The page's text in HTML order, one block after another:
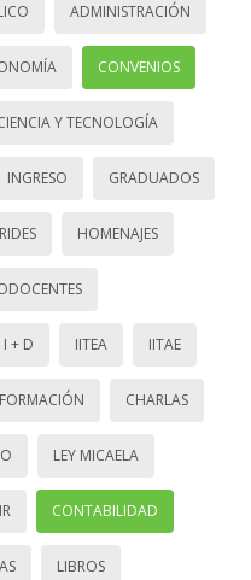
ADMINISTRACIÓN
CONVENIOS
Y TECNOLOGÍA
INGRESO GRADUADOS
HOMENAJES
I + D IITEA IITAE
FORMACIÓN CHARLAS
LEY MICAELA
CONTABILIDAD
LIBROS